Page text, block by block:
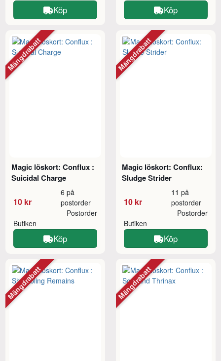
Köp Köp
Magic löskort: Conflux :
Suicidal Charge
10 kr
6 på
postorder
Butiken
Postorder
Köp
Mängdrabatt
Magic löskort: Conflux:
Sludge Strider
10 kr
11 på
postorder
Butiken
Postorder
Köp
Mängdrabatt
Mängdrabatt Mängdrabatt